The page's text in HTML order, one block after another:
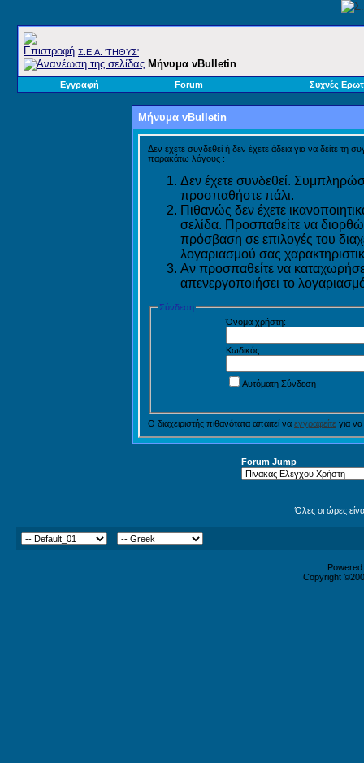
Σ.E.A. 'ΤΗΘΥΣ'
Μήνυμα vBulletin
Εγγραφή Forum Συχνές
Μήνυμα vBulletin
Δεν έχετε συνδεθεί ή δεν έχετε άδεια για να δείτε τη
παρακάτω λόγους :
Δεν έχετε συνδεθεί.
προσπαθήστε πάλι.
Πιθανώς δεν έχετε
σελίδα. Προσπαθείτε να
πρόσβαση σε επιλογές του
λογαριασμού σας
Αν προσπαθείτε να
απενεργοποιήσει το
Σύνδεση
Όνομα χρήστη:
Κωδικός:
Αυτόματη Σύνδεση
Ο διαχειριστής πιθανότατα απαιτεί να εγγραφείτε για
Forum Jump
Όλες οι ώρες
Copyright